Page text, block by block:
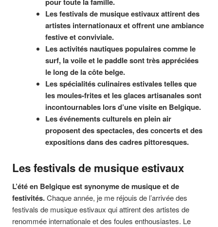
Les festivals de musique estivaux attirent des
artistes internationaux et offrent une ambiance
festive et conviviale.
Les activités nautiques populaires comme le
surf, la voile et le paddle sont très appréciées
le long de la côte belge.
Les spécialités culinaires estivales telles que
les moules-frites et les glaces artisanales sont
incontournables lors d’une visite en Belgique.
Les événements culturels en plein air
proposent des spectacles, des concerts et des
expositions dans des cadres pittoresques.
Les festivals de musique estivaux
L’été en Belgique est synonyme de musique et de
festivités.Chaque année, je me réjouis de l’arrivée des
festivals de musique estivaux qui attirent des artistes de
renommée internationale et des foules enthousiastes. Le